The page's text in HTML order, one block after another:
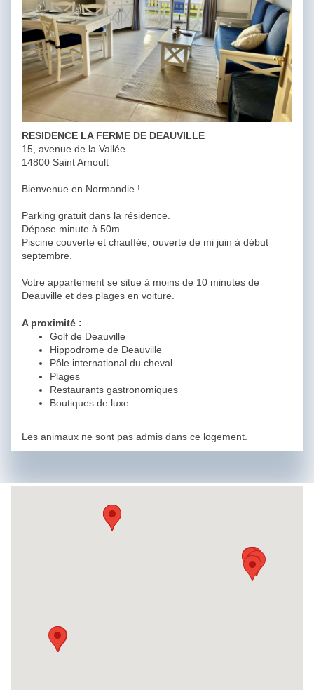
RESIDENCE LA FERME DE DEAUVILLE
15, avenue de la Vallée
14800 Saint Arnoult
Bienvenue en Normandie !
Parking gratuit dans la résidence.
Dépose minute à 50m
Piscine couverte et chauffée, ouverte de mi juin à début
septembre.
Votre appartement se situe à moins de 10 minutes de
Deauville et des plages en voiture.
A proximité :
Golf de Deauville
Hippodrome de Deauville
Pôle international du cheval
Plages
Restaurants gastronomiques
Boutiques de luxe
Les animaux ne sont pas admis dans ce logement.